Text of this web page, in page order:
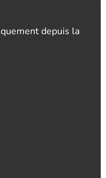
depuis la